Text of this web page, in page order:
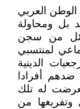
الوطن العربي
بل ومحاولة
من سجن
لمنتسبي
الدينية
أفرادا
له تلك
وتفريغها من